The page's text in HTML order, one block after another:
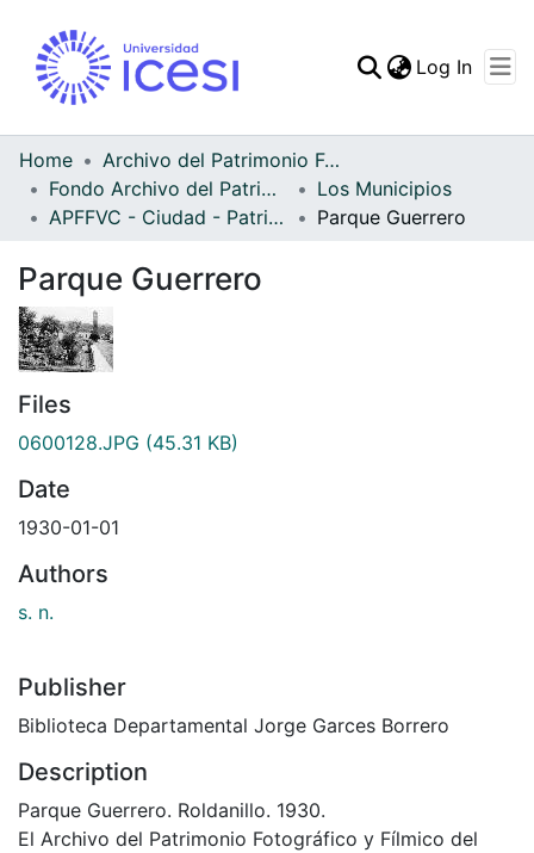
Statistics
Log In
Home
Archivo del Patrimonio Fotográfico y Fílmico del Valle del Cauca
Fondo Archivo del Patrimonio Fotográfico y Fílmico del Valle del Cauca
Los Municipios
APFFVC - Ciudad - Patrimonial
Parque Guerrero
Parque Guerrero
Files
0600128.JPG (45.31 KB)
Date
1930-01-01
Authors
s. n.
Publisher
Biblioteca Departamental Jorge Garces Borrero
Description
Parque Guerrero. Roldanillo. 1930.
El Archivo del Patrimonio Fotográfico y Fílmico del